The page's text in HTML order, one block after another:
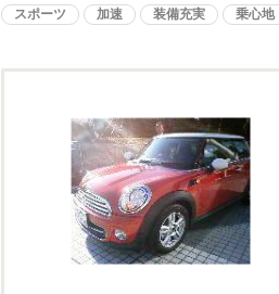
スポーツ 加速 装備充実 乗心地